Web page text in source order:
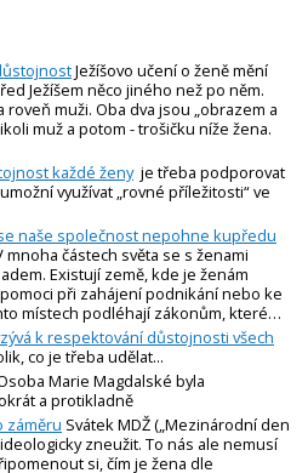
Ježíšovo učení o ženě mění
Ježíšem něco jiného než po něm.
roveň muži. Oba dva jsou „obrazem a
muž a potom - trošičku níže žena.
každé ženyje třeba podporovat
využívat „rovné příležitosti“ ve
naše společnost nepohne kupředu
mnoha částech světa se s ženami
Existují země, kde je ženám
při zahájení podnikání nebo ke
místech podléhají zákonům, které…
k respektování důstojnosti všech
co je třeba udělat...
Marie Magdalské byla
a protikladně
záměru Svátek MDŽ („Mezinárodní den
zneužit. To nás ale nemusí
si, čím je žena dle